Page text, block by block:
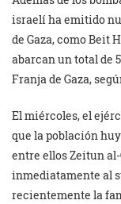
israelí ha emitido
de Gaza, como Beit
abarcan un total de
Franja de Gaza,
El miércoles, el
que la población
entre ellos Zeitun
inmediatamente al
recientemente la